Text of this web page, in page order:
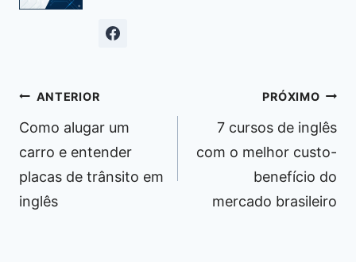
Navegação
de
Post
ANTERIOR
Como alugar um
carro e entender
placas de trânsito em
inglês
PRÓXIMO
7 cursos de inglês
com o melhor custo-
benefício do
mercado brasileiro